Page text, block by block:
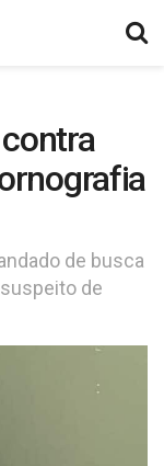
de busca
de